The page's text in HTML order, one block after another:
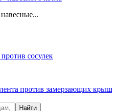
сосулек
против замерзающих крыш